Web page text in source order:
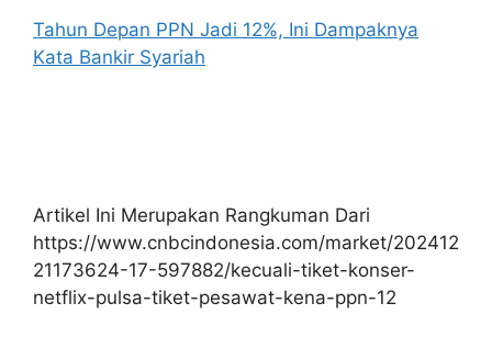
Tahun Depan PPN Jadi 12%, Ini Dampaknya
Kata Bankir Syariah
Artikel Ini Merupakan Rangkuman Dari
https://www.cnbcindonesia.com/market/202412
21173624-17-597882/kecuali-tiket-konser-
netflix-pulsa-tiket-pesawat-kena-ppn-12